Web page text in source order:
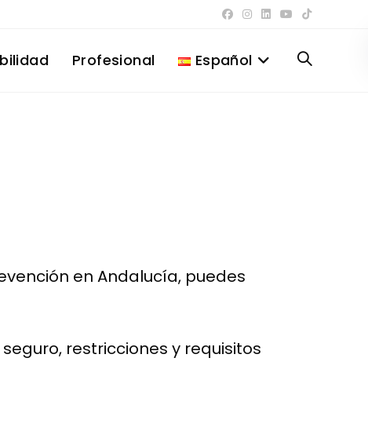
Profesional Español Alternar
en Andalucía, puedes
restricciones y requisitos